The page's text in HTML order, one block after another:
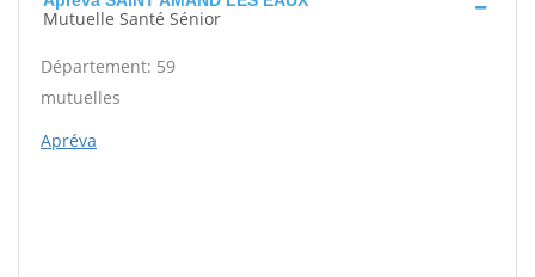
Mutuelle Santé Sénior
Département: 59
mutuelles
Apréva